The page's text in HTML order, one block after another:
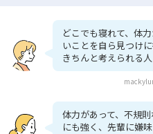
どこでも寝れて、体
いことを自ら見つけ
きちんと考えられる人
体力があって、不規
にも強く、先輩に嫌